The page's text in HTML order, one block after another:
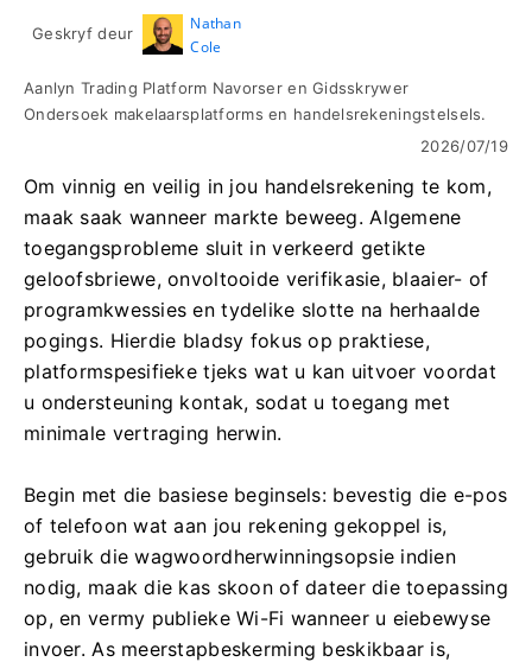
Geskryf deur
Nathan
Cole
Aanlyn Trading Platform Navorser en Gidsskrywer
Ondersoek makelaarsplatforms en handelsrekeningstelsels.
2026/07/19
Om vinnig en veilig in jou handelsrekening te kom,
maak saak wanneer markte beweeg. Algemene
toegangsprobleme sluit in verkeerd getikte
geloofsbriewe, onvoltooide verifikasie, blaaier- of
programkwessies en tydelike slotte na herhaalde
pogings. Hierdie bladsy fokus op praktiese,
platformspesifieke tjeks wat u kan uitvoer voordat
u ondersteuning kontak, sodat u toegang met
minimale vertraging herwin.
Begin met die basiese beginsels: bevestig die e-pos
of telefoon wat aan jou rekening gekoppel is,
gebruik die wagwoordherwinningsopsie indien
nodig, maak die kas skoon of dateer die toepassing
op, en vermy publieke Wi-Fi wanneer u eiebewyse
invoer. As meerstapbeskerming beskikbaar is,